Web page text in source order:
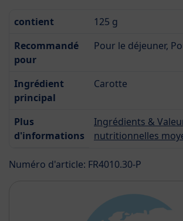
contient
125 g
Recommandé
pour
Pour le déjeuner,
Ingrédient
principal
Carotte
Plus
d'informations
Ingrédients &
nutritionnelles
Numéro d'article: FR4010.30-P